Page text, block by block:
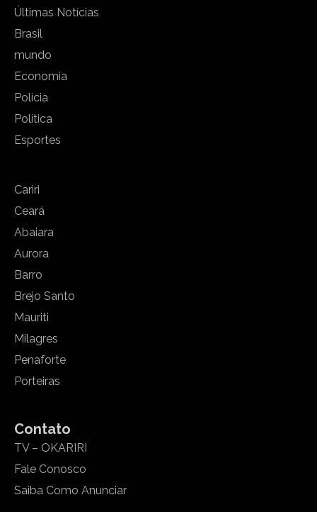
Últimas Notícias
Brasil
mundo
Economia
Polícia
Política
Esportes
Cariri
Ceará
Abaiara
Aurora
Barro
Brejo Santo
Mauriti
Milagres
Penaforte
Porteiras
Contato
TV – OKARIRI
Fale Conosco
Saiba Como Anunciar